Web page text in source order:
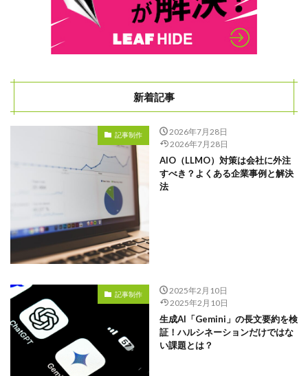
新着記事
記事制作
2026年7月28日
2026年7月28日
AIO（LLMO）対策は会社に外注
すべき？よくある企業事例と解決
法
記事制作
2025年2月10日
2025年2月10日
生成AI「Gemini」の長文要約を検
証！ハルシネーションだけではな
い課題とは？